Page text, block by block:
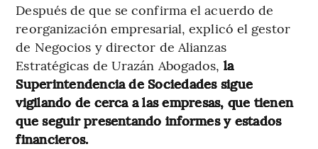
Después de que se confirma el acuerdo de
reorganización empresarial, explicó el gestor
de Negocios y director de Alianzas
Estratégicas de Urazán Abogados, la
Superintendencia de Sociedades sigue
vigilando de cerca a las empresas, que tienen
que seguir presentando informes y estados
financieros.